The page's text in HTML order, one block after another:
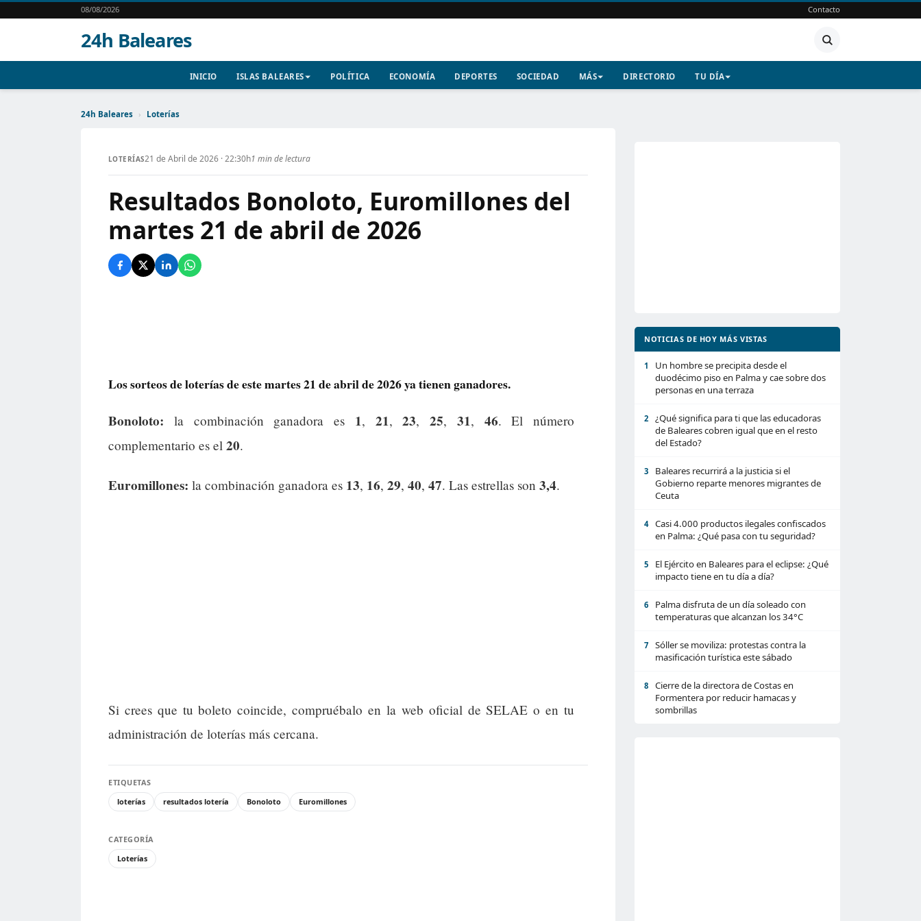
08/08/2026 Contacto
24h Baleares
INICIO ISLAS BALEARES POLÍTICA ECONOMÍA DEPORTES SOCIEDAD MÁS DIRECTORIO TU DÍA
24h Baleares › Loterías
LOTERÍAS21 de Abril de 2026 · 22:30h1 min de lectura
Resultados Bonoloto, Euromillones del
martes 21 de abril de 2026
Los sorteos de loterías de este martes 21 de abril de 2026 ya tienen ganadores.
Bonoloto: la combinación ganadora es 1, 21,23, 25, 31, 46. El número
complementario es el 20.
Euromillones: la combinación ganadora es 13, 16, 29, 40, 47. Las estrellas son 3,4.
Si crees que tu boleto coincide, compruébalo en la web oficial de SELAE o en tu
administración de loterías más cercana.
ETIQUETAS
loterías
resultados lotería Bonoloto Euromillones
CATEGORÍA
Loterías
NOTICIAS DE HOY MÁS VISTAS
1
Un hombre se precipita desde el
duodécimo piso en Palma y cae sobre dos
personas en una terraza
2
¿Qué significa para ti que las educadoras
de Baleares cobren igual que en el resto
del Estado?
3
Baleares recurrirá a la justicia si el
Gobierno reparte menores migrantes de
Ceuta
4
Casi 4.000 productos ilegales confiscados
en Palma: ¿Qué pasa con tu seguridad?
5
El Ejército en Baleares para el eclipse: ¿Qué
impacto tiene en tu día a día?
6
Palma disfruta de un día soleado con
temperaturas que alcanzan los 34°C
7
Sóller se moviliza: protestas contra la
masificación turística este sábado
8
Cierre de la directora de Costas en
Formentera por reducir hamacas y
sombrillas